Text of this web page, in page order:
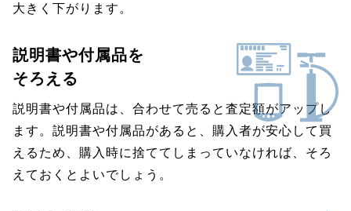
大きく下がります。
説明書や付属品を
そろえる
説明書や付属品は、合わせて売ると査定額がアップし
ます。説明書や付属品があると、購入者が安心して買
えるため、購入時に捨ててしまっていなければ、そろ
えておくとよいでしょう。